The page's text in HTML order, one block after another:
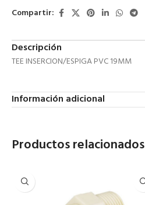
Compartir:
Descripción
TEE INSERCION/ESPIGA PVC 19MM
Información adicional
Productos relacionados